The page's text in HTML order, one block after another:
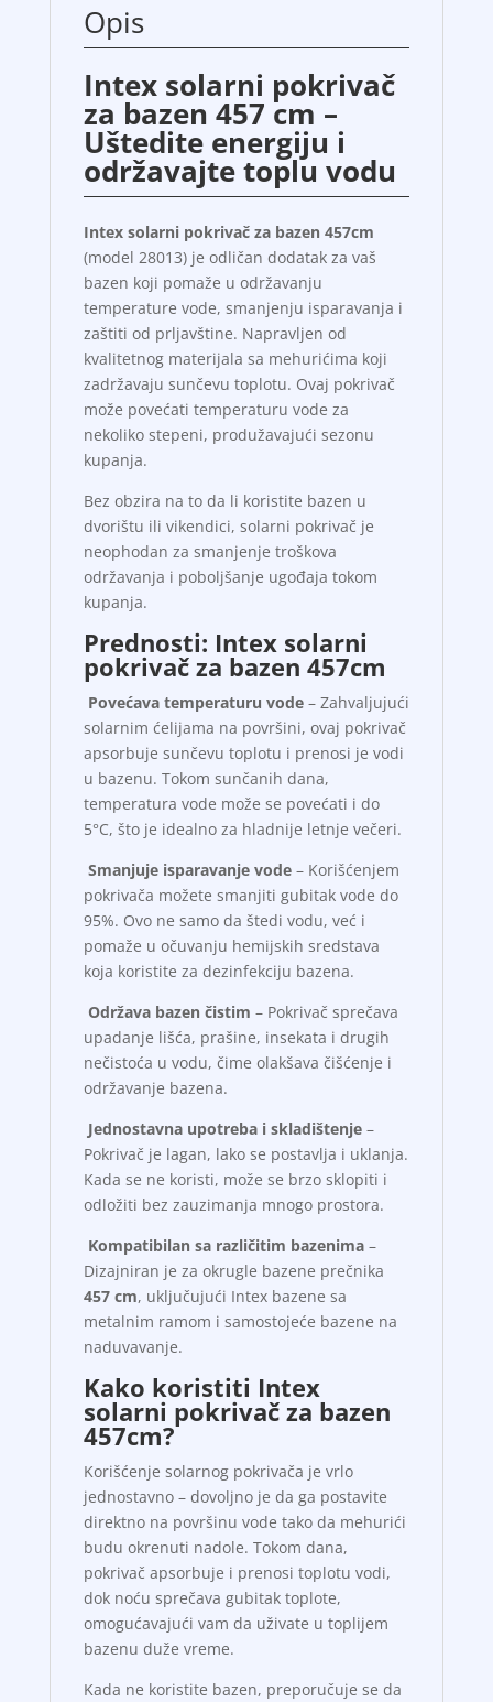
Opis
Intex solarni pokrivač
za bazen 457 cm –
Uštedite energiju i
održavajte toplu vodu
Intex solarni pokrivač za bazen 457cm
(model 28013) je odličan dodatak za vaš
bazen koji pomaže u održavanju
temperature vode, smanjenju isparavanja i
zaštiti od prljavštine. Napravljen od
kvalitetnog materijala sa mehurićima koji
zadržavaju sunčevu toplotu. Ovaj pokrivač
može povećati temperaturu vode za
nekoliko stepeni, produžavajući sezonu
kupanja.
Bez obzira na to da li koristite bazen u
dvorištu ili vikendici, solarni pokrivač je
neophodan za smanjenje troškova
održavanja i poboljšanje ugođaja tokom
kupanja.
Prednosti: Intex solarni
pokrivač za bazen 457cm
Povećava temperaturu vode– Zahvaljujući
solarnim ćelijama na površini, ovaj pokrivač
apsorbuje sunčevu toplotu i prenosi je vodi
u bazenu. Tokom sunčanih dana,
temperatura vode može se povećati i do
5°C, što je idealno za hladnije letnje večeri.
Smanjuje isparavanje vode– Korišćenjem
pokrivača možete smanjiti gubitak vode do
95%. Ovo ne samo da štedi vodu, već i
pomaže u očuvanju hemijskih sredstava
koja koristite za dezinfekciju bazena.
Održava bazen čistim – Pokrivač sprečava
upadanje lišća, prašine, insekata i drugih
nečistoća u vodu, čime olakšava čišćenje i
održavanje bazena.
Jednostavna upotreba i skladištenje–
Pokrivač je lagan, lako se postavlja i uklanja.
Kada se ne koristi, može se brzo sklopiti i
odložiti bez zauzimanja mnogo prostora.
Kompatibilan sa različitim bazenima–
Dizajniran je za okrugle bazene prečnika
457 cm, uključujući Intex bazene sa
metalnim ramom i samostojeće bazene na
naduvavanje.
Kako koristiti Intex
solarni pokrivač za bazen
457cm?
Korišćenje solarnog pokrivača je vrlo
jednostavno – dovoljno je da ga postavite
direktno na površinu vode tako da mehurići
budu okrenuti nadole. Tokom dana,
pokrivač apsorbuje i prenosi toplotu vodi,
dok noću sprečava gubitak toplote,
omogućavajući vam da uživate u toplijem
bazenu duže vreme.
Kada ne koristite bazen, preporučuje se da